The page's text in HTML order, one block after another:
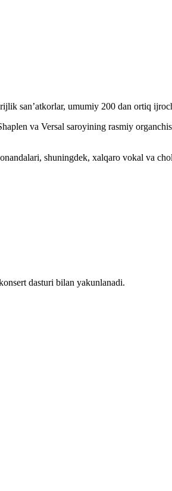
san’atkorlar, umumiy 200 dan ortiq
va Versal saroyining rasmiy
shuningdek, xalqaro vokal va
dasturi bilan yakunlanadi.